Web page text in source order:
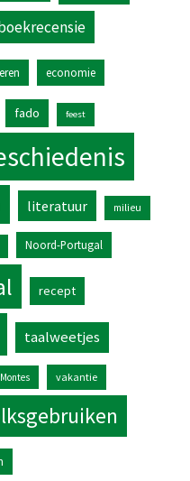
economie
fado feest
literatuur milieu
Noord-Portugal
recept
taalweetjes
vakantie